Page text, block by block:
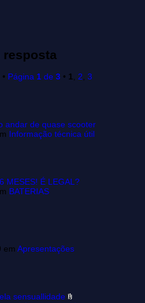
resposta
Página 1 de 3 • 1 2 3
andar de quase scooter
Informação técnica útil
MESES! É LEGAL?
BATERIAS
em Apresentações
sensuallidade